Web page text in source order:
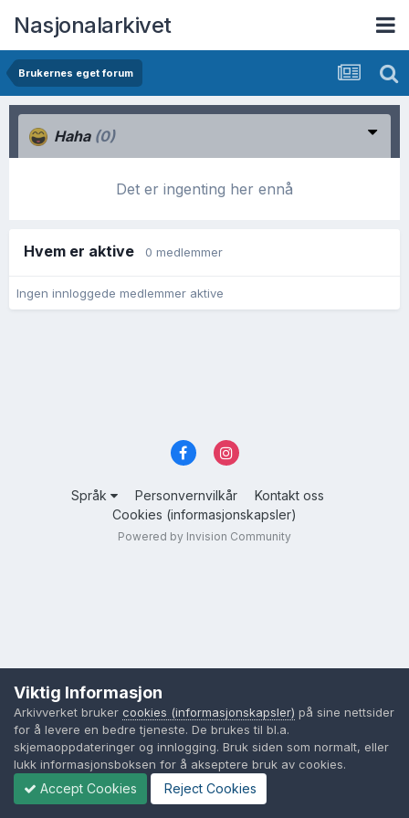
Nasjonalarkivet
Brukernes eget forum
Haha (0)
Det er ingenting her ennå
Hvem er aktive 0 medlemmer
Ingen innloggede medlemmer aktive
Språk Personvernvilkår
Kontakt oss
Cookies (informasjonskapsler)
Powered by Invision Community
Viktig Informasjon
Arkivverket bruker cookies (informasjonskapsler) på sine nettsider
for å levere en bedre tjeneste. De brukes til bl.a.
skjemaoppdateringer og innlogging. Bruk siden som normalt, eller
lukk informasjonsboksen for å akseptere bruk av cookies.
Accept Cookies Reject Cookies